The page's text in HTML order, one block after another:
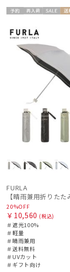
ブランド
DAKS
ダックス
estaa
エスタ
FURLA
フワクール®
HANWAY
荷
ギフト
向け
WOME
N
FURLA
20%OFF
￥10,560 (税込)
＃遮光100%
＃軽量
＃晴雨兼用
＃送料無料
＃UVカット
＃ギフト向け